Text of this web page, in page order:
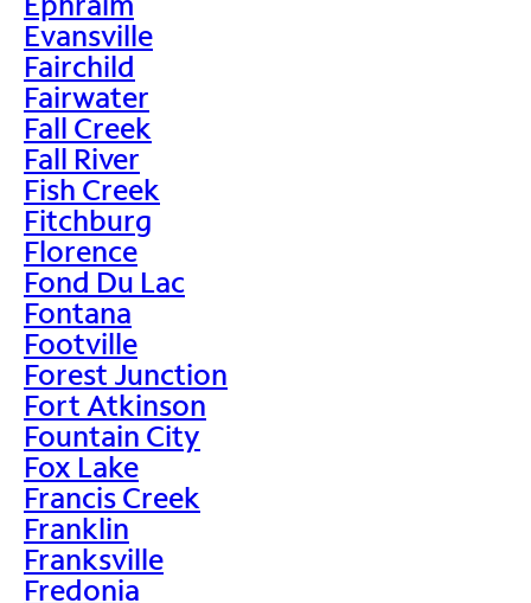
Evansville
Fairchild
Fairwater
Fall Creek
Fall River
Fish Creek
Fitchburg
Florence
Fond Du Lac
Fontana
Footville
Forest Junction
Fort Atkinson
Fountain City
Fox Lake
Francis Creek
Franklin
Franksville
Fredonia